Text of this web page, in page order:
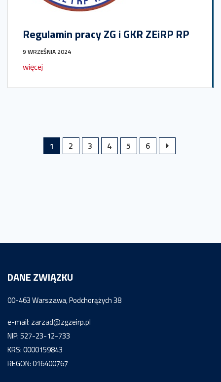
Regulamin pracy ZG i GKR ZEiRP RP
9 WRZEŚNIA 2024
więcej
1 2 3 4 5 6
DANE ZWIĄZKU
00-463 Warszawa, Podchorążych 38
e-mail: zarzad@zgzeirp.pl
NIP: 527-23-12-733
KRS: 0000159843
REGON: 016400767